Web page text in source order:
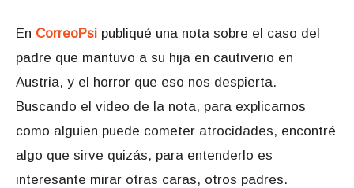
En CorreoPsi publiqué una nota sobre el caso del
padre que mantuvo a su hija en cautiverio en
Austria, y el horror que eso nos despierta.
Buscando el video de la nota, para explicarnos
como alguien puede cometer atrocidades, encontré
algo que sirve quizás, para entenderlo es
interesante mirar otras caras, otros padres.